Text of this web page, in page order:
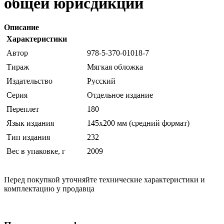
Описание
Характеристики
Автор
978-5-370-01018-7
Тираж
Мягкая обложка
Издательство
Русский
Серия
Отдельное издание
Переплет
180
Язык издания
145х200 мм (средний формат)
Тип издания
232
Вес в упаковке, г
2009
Перед покупкой уточняйте технические характеристики и
комплектацию у продавца